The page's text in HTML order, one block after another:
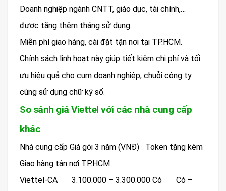
Doanh nghiệp ngành CNTT, giáo dục, tài chính,…
được tặng thêm tháng sử dụng.
Miễn phí giao hàng, cài đặt tận nơi tại TP.HCM.
Chính sách linh hoạt này giúp tiết kiệm chi phí và tối
ưu hiệu quả cho cụm doanh nghiệp, chuỗi công ty
cùng sử dụng chữ ký số.
So sánh giá Viettel với các nhà cung cấp
khác
Nhà cung cấp Giá gói 3 năm (VNĐ) Token tặng kèm
Giao hàng tận nơi TP.HCM
Viettel-CA 3.100.000 – 3.300.000 Có Có –